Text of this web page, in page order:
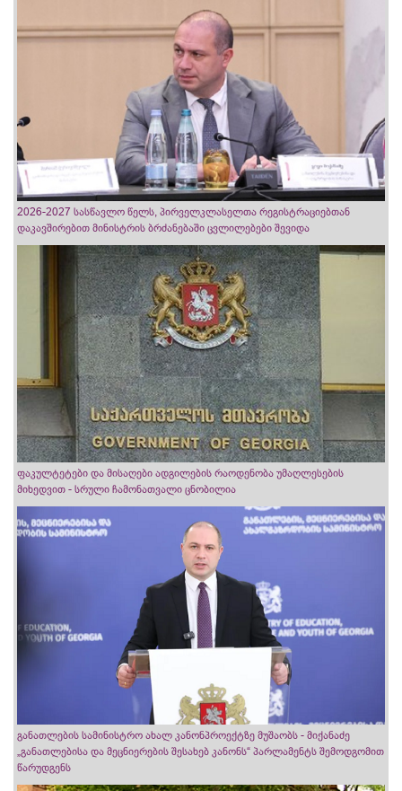
2026-2027 სასწავლო წელს, პირველკლასელთა რეგისტრაციებთან
დაკავშირებით მინისტრის ბრძანებაში ცვლილებები შევიდა
ფაკულტეტები და მისაღები ადგილების რაოდენობა უმაღლესების
მიხედვით - სრული ჩამონათვალი ცნობილია
განათლების სამინისტრო ახალ კანონპროექტზე მუშაობს - მიქანაძე
„განათლებისა და მეცნიერების შესახებ კანონს“ პარლამენტს შემოდგომით
წარუდგენს